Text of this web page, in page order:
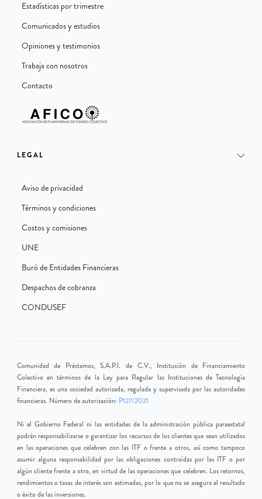
Estadísticas por trimestre
Comunicados y estudios
Opiniones y testimonios
Trabaja con nosotros
Contacto
LEGAL
Aviso de privacidad
Términos y condiciones
Costos y comisiones
UNE
Buró de Entidades Financieras
Despachos de cobranza
CONDUSEF
Comunidad de Préstamos, S.A.P.I. de C.V., Institución de Financiamiento
Colectivo en términos de la Ley para Regular las Instituciones de Tecnología
Financiera, es una sociedad autorizada, regulada y supervisada por las autoridades
financieras. Número de autorización: P127/2021
Ni el Gobierno Federal ni las entidades de la administración pública paraestatal
podrán responsabilizarse o garantizar los recursos de los clientes que sean utilizados
en las operaciones que celebren con las ITF o frente a otros, así como tampoco
asumir alguna responsabilidad por las obligaciones contraídas por las ITF o por
algún cliente frente a otro, en virtud de las operaciones que celebren. Los retornos,
rendimientos o tasas de interés son estimadas, por lo que no se asegura el resultado
o éxito de las inversiones.